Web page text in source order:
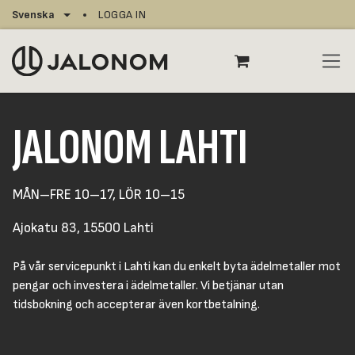
Hoppa till innehåll
Svenska LOGGA IN
JALONOM LAHTI
MÅN–FRE 10–17, LÖR 10–15
Ajokatu 83, 15500 Lahti
På vår servicepunkt i Lahti kan du enkelt byta ädelmetaller mot
pengar och investera i ädelmetaller. Vi betjänar utan
tidsbokning och accepterar även kortbetalning.